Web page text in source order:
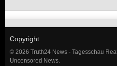
Copyright
© 2026 Truth24 News - Tagesschau Real
Uncensored News.